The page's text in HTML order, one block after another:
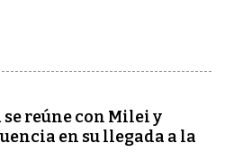
reúne con Milei y
en su llegada a la